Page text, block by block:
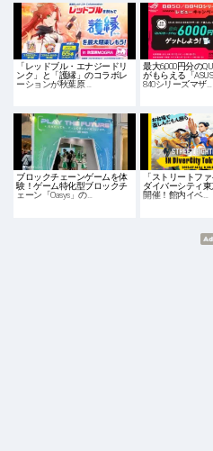
「レッドブル・エナジードリ
ンク」と「護縁」のコラボレ
ーションが秋葉原 …
最大6,000円分の
がもらえる「
840シリーズマザ…
ブロックチェーンゲームを体
験！ゲーム特化型ブロックチ
ェーン「Oasys」の…
「ストリートフ
ダイバーシティ東
開催！館内イベ…